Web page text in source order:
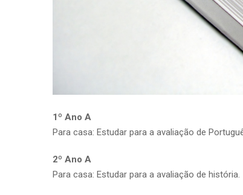
1º Ano A
Para casa: Estudar para a avaliação de
2º Ano A
Para casa: Estudar para a avaliação de história.